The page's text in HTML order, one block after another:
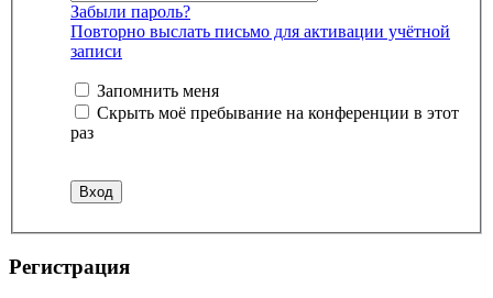
Забыли пароль?
Повторно выслать письмо для активации учётной
записи
Запомнить меня
Скрыть моё пребывание на конференции в этот
раз
Регистрация